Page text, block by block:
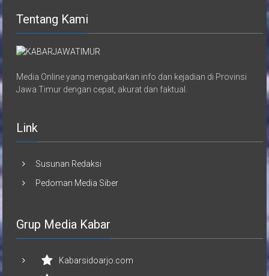
Tentang Kami
Media Online yang mengabarkan info dan kejadian di Provinsi
Jawa Timur dengan cepat, akurat dan faktual.
Link
Susunan Redaksi
Pedoman Media Siber
Grup Media Kabar
Kabarsidoarjo.com